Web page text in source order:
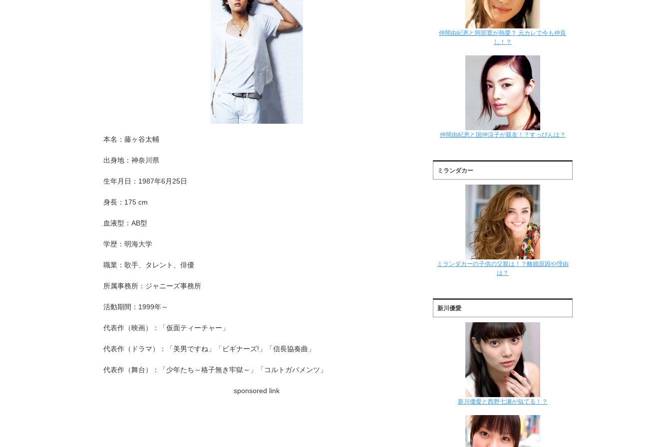
本名：藤ヶ谷太輔
出身地：神奈川県
生年月日：1987年6月25日
身長：175 cm
血液型：AB型
学歴：明海大学
職業：歌手、タレント、俳優
所属事務所：ジャニーズ事務所
活動期間：1999年～
代表作（映画）：「仮面ティーチャー」
代表作（ドラマ）：「美男ですね」「ビギナーズ!」「信長協奏曲」
代表作（舞台）：「少年たち～格子無き牢獄～」「コルトガバメンツ」
sponsored link
仲間由紀恵と阿部寛が熱愛？ 元カレで今も仲良
し！？
仲間由紀恵と国仲涼子が親友！？すっぴんは？
ミランダカー
ミランダカーの子供の父親は！？離婚原因や理由
は？
新川優愛
新川優愛と西野七瀬が似てる！？